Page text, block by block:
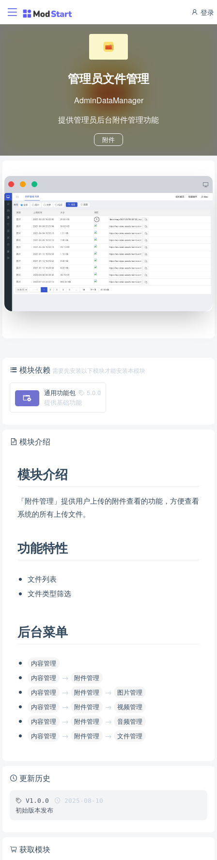
登录
管理员文件管理
AdminDataManager
提供管理员后台附件管理功能
附件
模块依赖 需要先安装以下模块才能安装本模块
5.0.0
通用功能包
提供基础功能
模块介绍
模块介绍
「附件管理」提供用户上传的附件查看的功能，方便查看
系统的所有上传文件。
功能特性
文件列表
文件类型筛选
后台菜单
内容管理
内容管理
→
附件管理
内容管理
→ 附件管理 →
图片管理
内容管理
→ 附件管理 →
视频管理
内容管理
→ 附件管理 →
音频管理
内容管理
→ 附件管理 → 文件管理
更新历史
V1.0.0 2025-08-10
初始版本发布
获取模块